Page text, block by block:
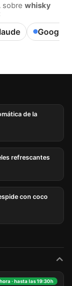
sobre whisky
Google
de la
refrescantes
con coco
· hasta las 19:30h